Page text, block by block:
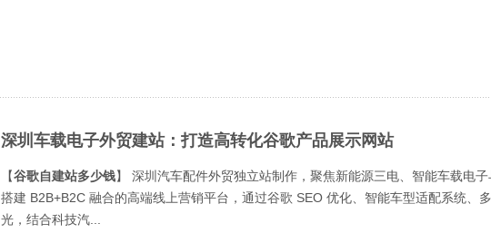
深圳车载电子外贸建站：打造高转化谷歌产品展示网站
【谷歌自建站多少钱】 深圳汽车配件外贸独立站制作，聚焦新能源三电、智能车载电
搭建 B2B+B2C 融合的高端线上营销平台，通过谷歌 SEO 优化、智能车型适配系统、
光，结合科技汽...